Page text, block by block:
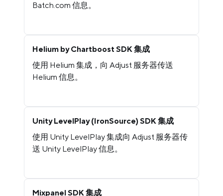
Batch.com 信息。
Helium by Chartboost SDK 集成
使用 Helium 集成，向 Adjust 服务器传送
Helium 信息。
Unity LevelPlay (IronSource) SDK 集成
使用 Unity LevelPlay 集成向 Adjust 服务器传
送 Unity LevelPlay 信息。
Mixpanel SDK 集成